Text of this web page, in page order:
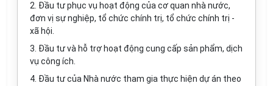
2. Đầu tư phục vụ hoạt động của cơ quan nhà nước,
đơn vị sự nghiệp, tổ chức chính trị, tổ chức chính trị -
xã hội.
3. Đầu tư và hỗ trợ hoạt động cung cấp sản phẩm, dịch
vụ công ích.
4. Đầu tư của Nhà nước tham gia thực hiện dự án theo